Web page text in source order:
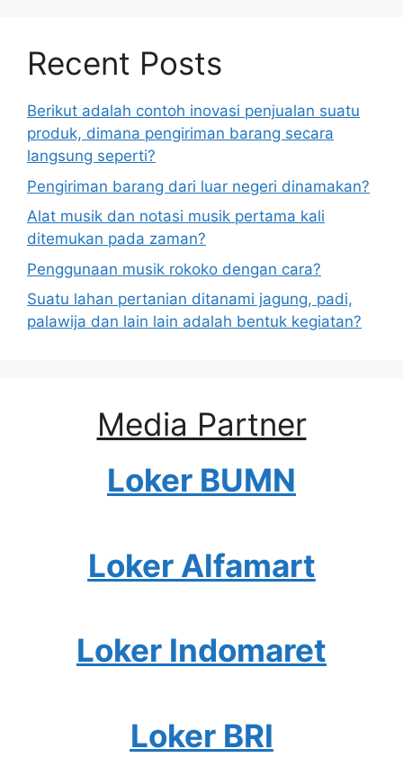
Recent Posts
Berikut adalah contoh inovasi penjualan suatu
produk, dimana pengiriman barang secara
langsung seperti?
Pengiriman barang dari luar negeri dinamakan?
Alat musik dan notasi musik pertama kali
ditemukan pada zaman?
Penggunaan musik rokoko dengan cara?
Suatu lahan pertanian ditanami jagung, padi,
palawija dan lain lain adalah bentuk kegiatan?
Media Partner
Loker BUMN
Loker Alfamart
Loker Indomaret
Loker BRI